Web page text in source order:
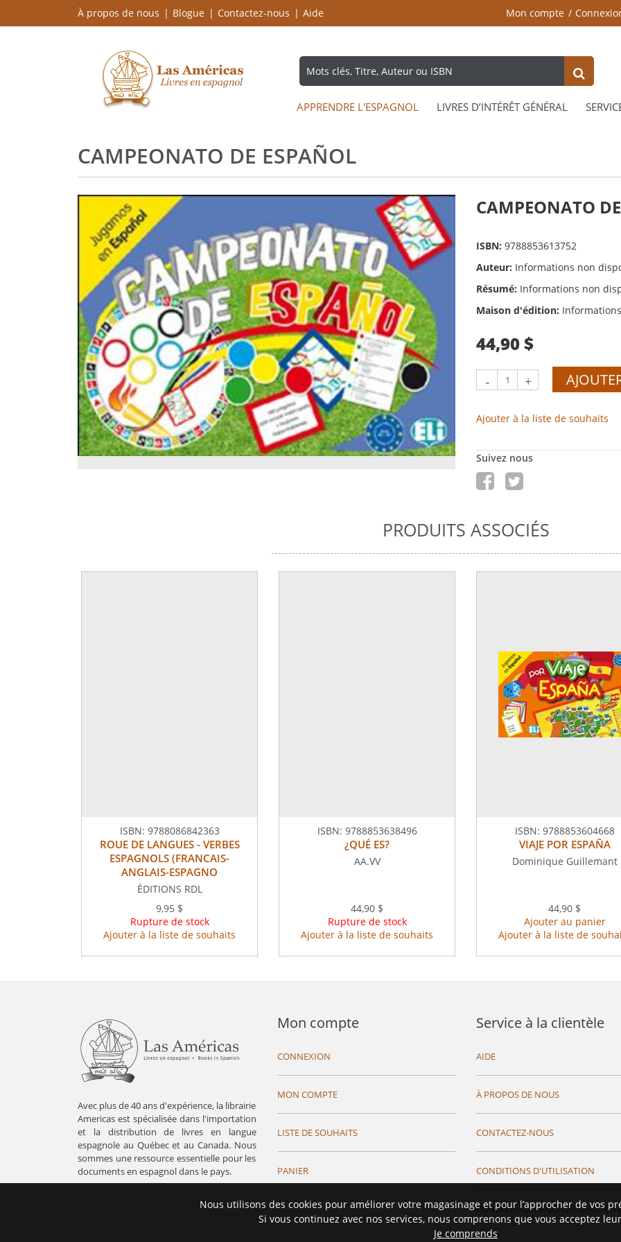
À propos de nous Blogue Contactez-nous Aide Mon compte
APPRENDRE L'ESPAGNOL LIVRES D’INTÉRÊT GÉNÉRAL
CAMPEONATO DE ESPAÑOL
CAMPEONATO
ISBN: 9788853613752
Auteur: Informations non
Résumé: Informations non
Maison d'édition:
44,90 $
- +
Ajouter à la liste de souhaits
Suivez nous
PRODUITS ASSOCIÉS
ISBN: 9788086842363
ROUE DE LANGUES - VERBES
ESPAGNOLS (FRANCAIS-
ANGLAIS-ESPAGNO
ÉDITIONS RDL
9,95 $
Rupture de stock
Ajouter à la liste de souhaits
ISBN: 9788853638496
¿QUÉ ES?
AA.VV
44,90 $
Rupture de stock
Ajouter à la liste de souhaits
ISBN: 9788853604668
VIAJE POR ESPAÑA
Dominique Guillemant
44,90 $
Ajouter au panier
Ajouter à la liste de
Avec plus de 40 ans d'expérience, la librairie
Americas est spécialisée dans l'importation
et la distribution de livres en langue
espagnole au Québec et au Canada. Nous
sommes une ressource essentielle pour les
documents en espagnol dans le pays.
Mon compte
CONNEXION
MON COMPTE
LISTE DE SOUHAITS
PANIER
Service à la clientèle
AIDE
À PROPOS DE NOUS
CONTACTEZ-NOUS
CONDITIONS D'UTILISATION
CONDITIONS DE CONFIDENTIALITÉ
Nous utilisons des cookies pour améliorer votre magasinage et pour l’approcher de vos
Si vous continuez avec nos services, nous comprenons que vous acceptez
Je comprends